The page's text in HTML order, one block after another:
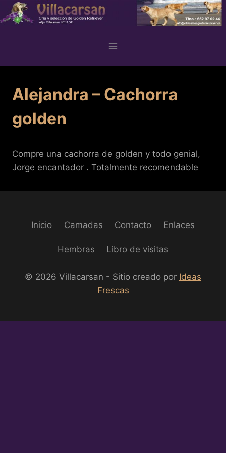
Skip
to
Alejandra – Cachorra
golden
Compre una cachorra de golden y todo genial,
Jorge encantador . Totalmente recomendable
Inicio Camadas Contacto Enlaces
Hembras Libro de visitas
© 2026 Villacarsan - Sitio creado por Ideas
Frescas